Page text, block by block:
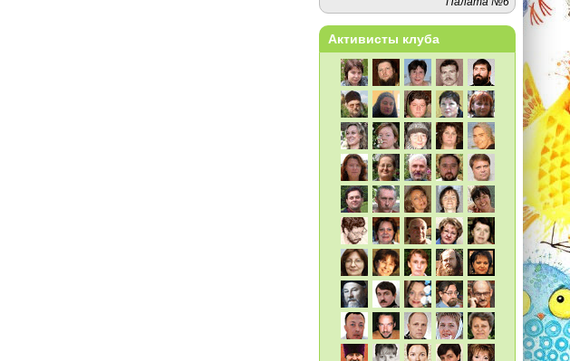
Активисты клуба